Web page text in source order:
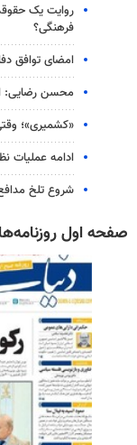
روایت یک
فرهنگی؟
امضای توافق
محسن رضایی:
«کشمیری»؛
ادامه عملیات
شروع تلخ
صفحه اول روزنامه‌ها